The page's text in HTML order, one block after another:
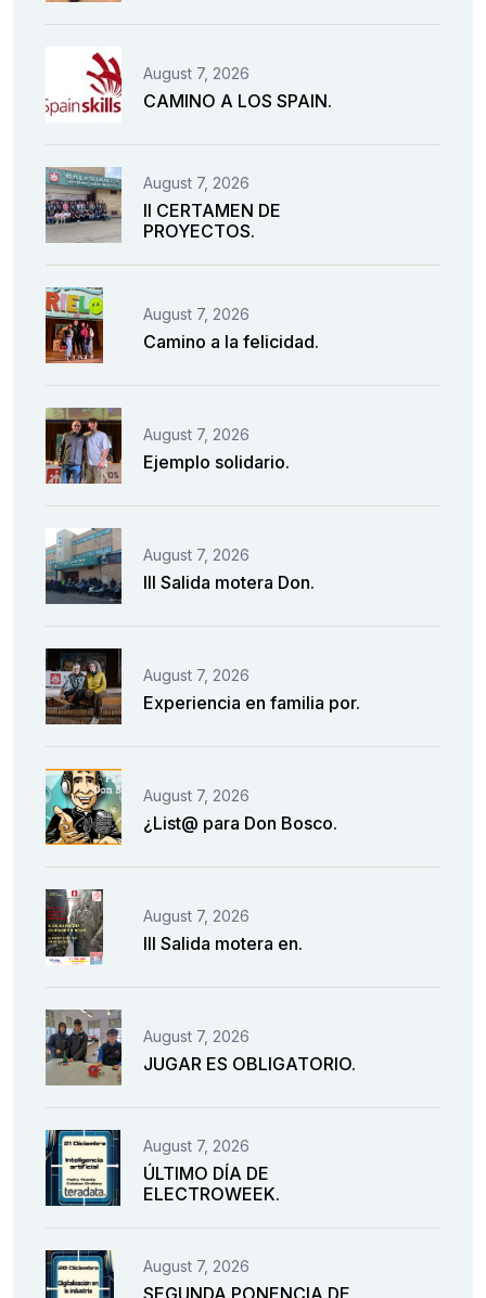
August 7, 2026
CAMINO A LOS SPAIN.
August 7, 2026
II CERTAMEN DE
PROYECTOS.
August 7, 2026
Camino a la felicidad.
August 7, 2026
Ejemplo solidario.
August 7, 2026
III Salida motera Don.
August 7, 2026
Experiencia en familia por.
August 7, 2026
¿List@ para Don Bosco.
August 7, 2026
III Salida motera en.
August 7, 2026
JUGAR ES OBLIGATORIO.
August 7, 2026
ÚLTIMO DÍA DE
ELECTROWEEK.
August 7, 2026